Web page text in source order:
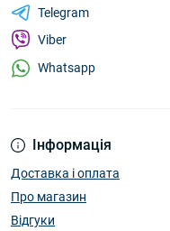
Інформація
Доставка і оплата
Про магазин
Відгуки
Telegram
Viber
Whatsapp